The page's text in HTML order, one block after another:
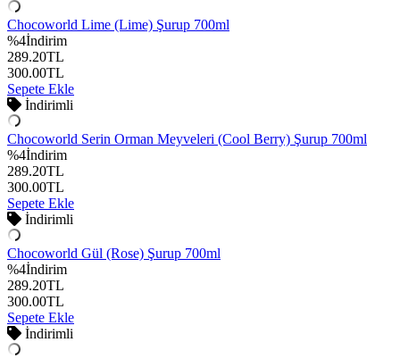
Chocoworld Lime (Lime) Şurup 700ml
%4İndirim
289.20TL
300.00TL
Sepete Ekle
İndirimli
Chocoworld Serin Orman Meyveleri (Cool Berry) Şurup 700ml
%4İndirim
289.20TL
300.00TL
Sepete Ekle
İndirimli
Chocoworld Gül (Rose) Şurup 700ml
%4İndirim
289.20TL
300.00TL
Sepete Ekle
İndirimli